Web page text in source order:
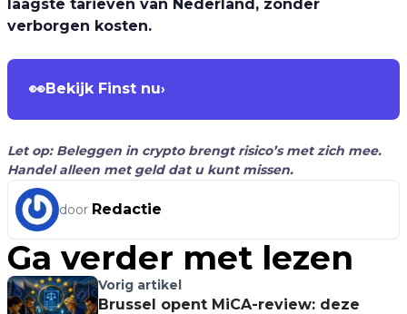
laagste tarieven van Nederland, zonder
verborgen kosten.
👀Bekijk Finst nu›
Let op: Beleggen in crypto brengt risico’s met zich mee.
Handel alleen met geld dat u kunt missen.
door Redactie
Ga verder met lezen
Vorig artikel
Brussel opent MiCA-review: deze